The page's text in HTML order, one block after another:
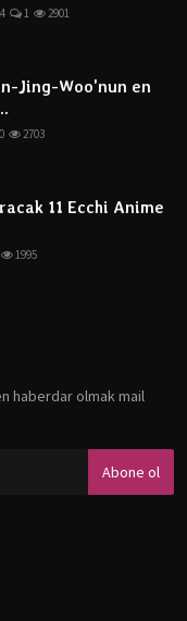
1 2901
Jing-Woo'nun en
0 2703
11 Ecchi Anime
1995
haberdar olmak mail
Abone ol